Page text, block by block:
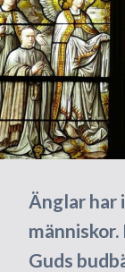
Änglar har
Guds